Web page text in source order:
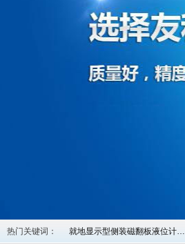
热门关键词： 就地显示型侧装磁翻板液位计…